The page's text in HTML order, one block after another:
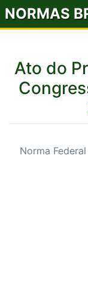
NORMAS
Ato do
Norma